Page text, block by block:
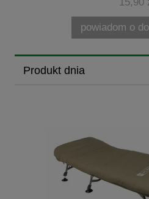
powiadom o
Produkt dnia